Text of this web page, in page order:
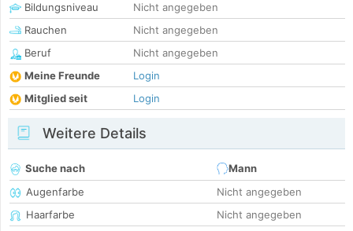
Bildungsniveau
Nicht angegeben
Rauchen
Nicht angegeben
Beruf
Nicht angegeben
Meine Freunde
Login
Mitglied seit
Login
Weitere Details
Suche nach
Mann
Augenfarbe
Nicht angegeben
Haarfarbe
Nicht angegeben